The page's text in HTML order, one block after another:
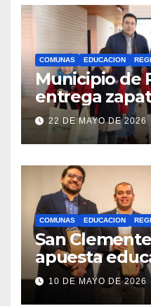
COMUNAS EDUCACION
Municipio de
entrega
estudiantes
Royalty
22 DE MAYO DE 2026
COMUNAS EDUCACION
San
apuesta
lanzamiento
10 DE MAYO DE 2026